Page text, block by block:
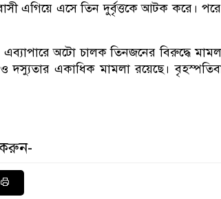
এগিয়ে এসে তিন দুর্বৃত্তকে আটক করে। পরে
এব্যাপারে অটো চালক তিনজনের বিরুদ্ধে
ও দস্যুতার একাধিক মামলা রয়েছে।
করুন-